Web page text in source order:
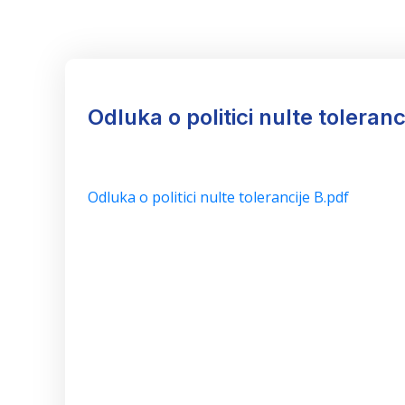
Odluka o politici nulte
Odluka o politici nulte tolerancije B.pdf